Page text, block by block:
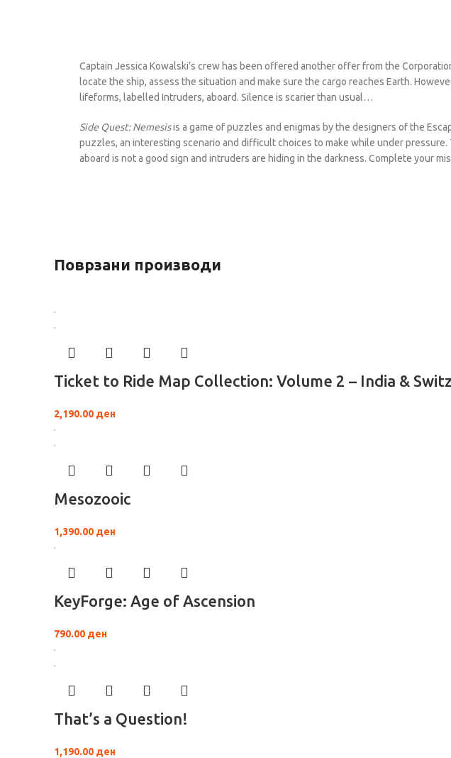
Captain Jessica Kowalski’s crew has been offered another offer from the
locate the ship, assess the situation and make sure the cargo reaches Earth.
lifeforms, labelled Intruders, aboard. Silence is scarier than usual…
Side Quest: Nemesisis a game of puzzles and enigmas by the designers of the
puzzles, an interesting scenario and difficult choices to make while under
aboard is not a good sign and intruders are hiding in the darkness. Complete your
Поврзани производи
Ticket to Ride Map Collection: Volume 2 – India &
2,190.00 ден
Mesozooic
1,390.00 ден
KeyForge: Age of Ascension
790.00 ден
That’s a Question!
1,190.00 ден